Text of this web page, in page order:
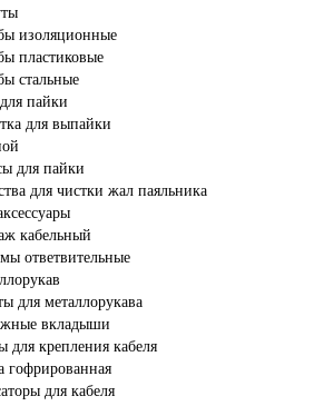
изоляционные
пластиковые
стальные
пайки
для выпайки
для пайки
для чистки жал паяльника
кабельный
ответвительные
для металлорукава
вкладыши
для крепления кабеля
гофрированная
для кабеля